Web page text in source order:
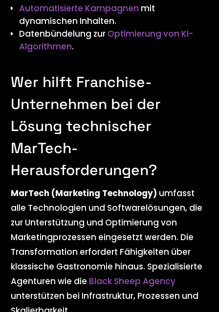
Automatisierte Kampagnen mit
dynamischen Inhalten.
Datenbündelung zur Optimierung von KI-
Algorithmen.
Wer hilft Franchise-
Unternehmen bei der
Lösung technischer
MarTech-
Herausforderungen?
MarTech (Marketing Technology) umfasst
alle Technologien und Softwarelösungen, die
zur Unterstützung und Optimierung von
Marketingprozessen eingesetzt werden. Die
Transformation erfordert Fähigkeiten über
klassische Gastronomie hinaus. Spezialisierte
Agenturen wie die Black Sheep Agency
unterstützen bei Infrastruktur, Prozessen und